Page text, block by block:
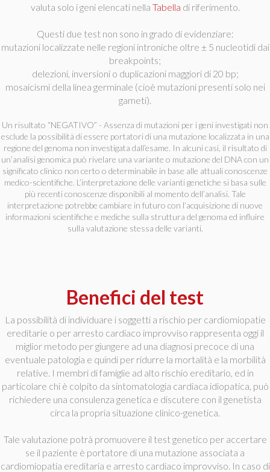
valuta solo i geni elencati nella Tabella di riferimento.
Questi due test non sono in grado di evidenziare:
mutazioni localizzate nelle regioni introniche oltre ± 5 nucleotidi dai
breakpoints;
delezioni, inversioni o duplicazioni maggiori di 20 bp;
mosaicismi della linea germinale (cioè mutazioni presenti solo nei
gameti).
Un risultato “NEGATIVO” - Assenza di mutazioni per i geni investigati non
esclude la possibilità di essere portatori di una mutazione localizzata in una
regione del genoma non investigata dall’esame. In alcuni casi, il risultato di
un’analisi genomica può rivelare una variante o mutazione del DNA con un
significato clinico non certo o determinabile in base alle attuali conoscenze
medico-scientifiche. L’interpretazione delle varianti genetiche si basa sulle
più recenti conoscenze disponibili al momento dell’analisi. Tale
interpretazione potrebbe cambiare in futuro con l’acquisizione di nuove
informazioni scientifiche e mediche sulla struttura del genoma ed influire
sulla valutazione stessa delle varianti.
Benefici del test
La possibilità di individuare i soggetti a rischio per cardiomiopatie
ereditarie o per arresto cardiaco improvviso rappresenta oggi il
miglior metodo per giungere ad una diagnosi precoce di una
eventuale patologia e quindi per ridurre la mortalità e la morbilità
relative. I membri di famiglie ad alto rischio ereditario, ed in
particolare chi è colpito da sintomatologia cardiaca idiopatica, può
richiedere una consulenza genetica e discutere con il genetista
circa la propria situazione clinico-genetica.
Tale valutazione potrà promuovere il test genetico per accertare
se il paziente è portatore di una mutazione associata a
cardiomiopatia ereditaria e arresto cardiaco improvviso. In caso di